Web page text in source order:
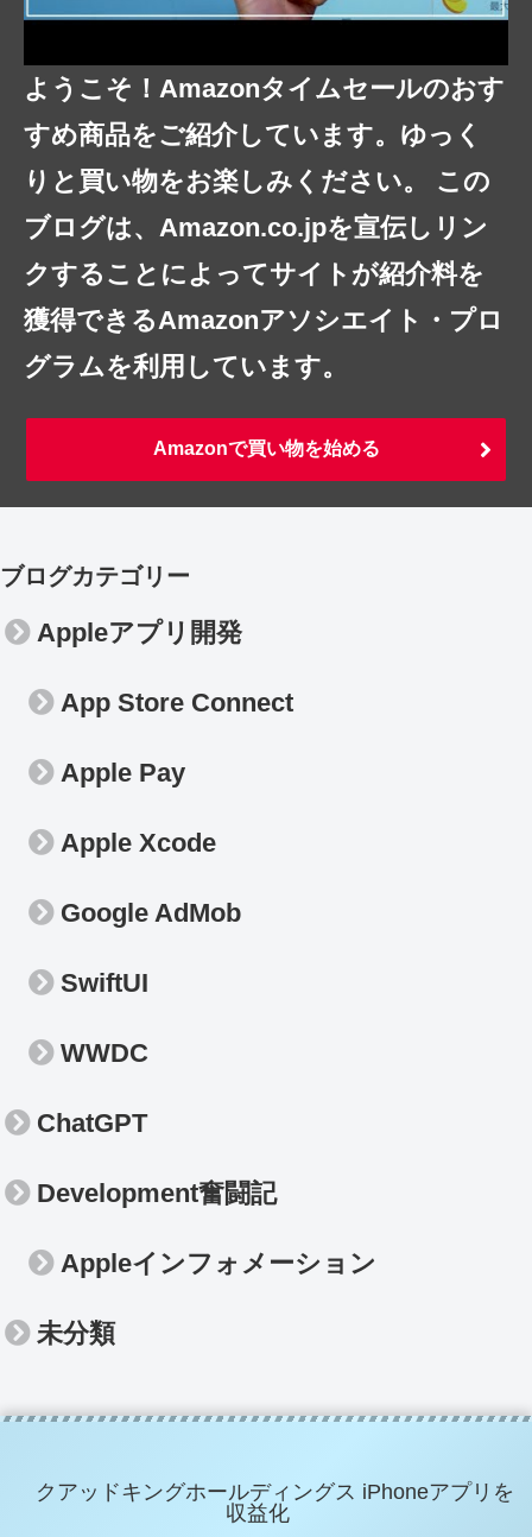
ようこそ！Amazonタイムセールのおす
すめ商品をご紹介しています。ゆっく
りと買い物をお楽しみください。 この
ブログは、Amazon.co.jpを宣伝しリン
クすることによってサイトが紹介料を
獲得できるAmazonアソシエイト・プロ
グラムを利用しています。
Amazonで買い物を始める
ブログカテゴリー
Appleアプリ開発
App Store Connect
Apple Pay
Apple Xcode
Google AdMob
SwiftUI
WWDC
ChatGPT
Development奮闘記
Appleインフォメーション
未分類
クアッドキングホールディングス iPhoneアプリを
収益化